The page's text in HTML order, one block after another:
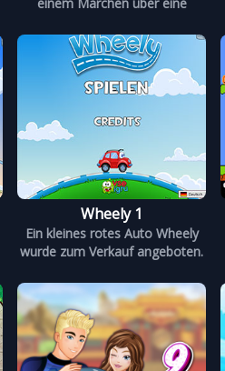
Wheely 1
Ein kleines rotes Auto Wheely
wurde zum Verkauf angeboten.